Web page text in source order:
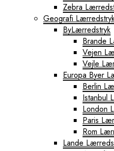
Zebra
Geografi
ByLærredstryk
Brande
Vejen
Vejle
Europa Byer
Berlin
Istanbul
London
Paris
Rom
Lande